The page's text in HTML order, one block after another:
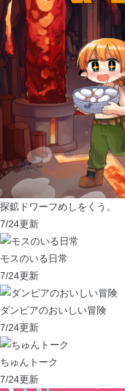
探鉱ドワーフめしをくう。
7/24更新
モスのいる日常
7/24更新
ダンピアのおいしい冒険
7/24更新
ちゅんトーク
7/24更新